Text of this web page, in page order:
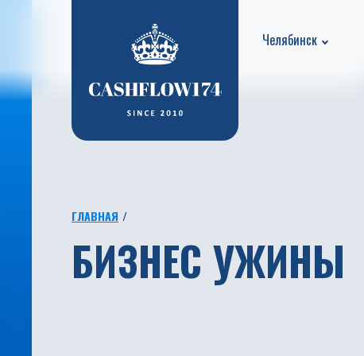
Челябинск
ГЛАВНАЯ
БИЗНЕС УЖИНЫ